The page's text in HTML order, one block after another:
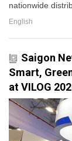
nationwide
English
Saigon
Smart,
at VILOG